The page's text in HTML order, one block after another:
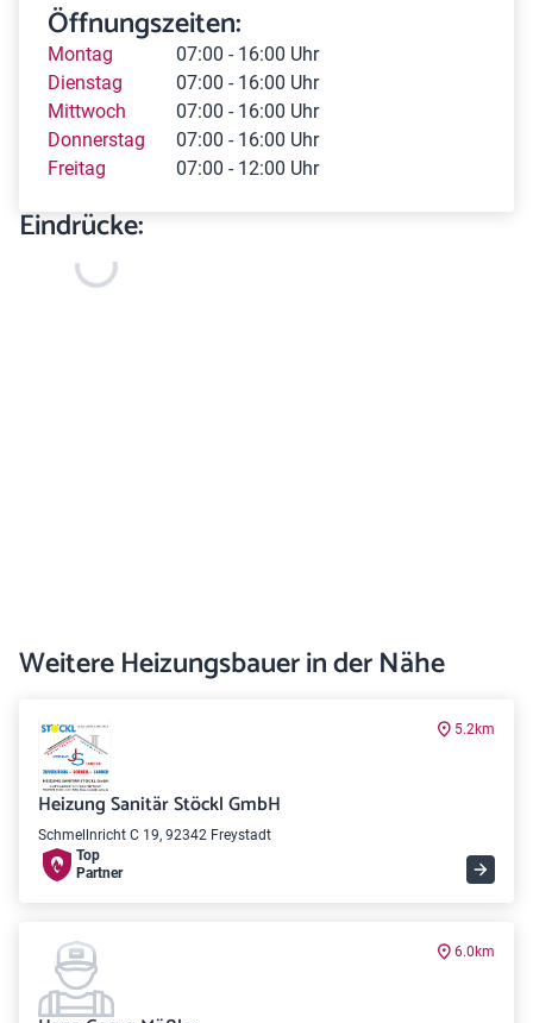
Öffnungszeiten:
Montag
07:00 - 16:00 Uhr
Dienstag
07:00 - 16:00 Uhr
Mittwoch
07:00 - 16:00 Uhr
Donnerstag
07:00 - 16:00 Uhr
Freitag
07:00 - 12:00 Uhr
Eindrücke:
Weitere Heizungsbauer in der Nähe
5.2km
Heizung Sanitär Stöckl GmbH
Schmellnricht C 19, 92342 Freystadt
Top
Partner
6.0km